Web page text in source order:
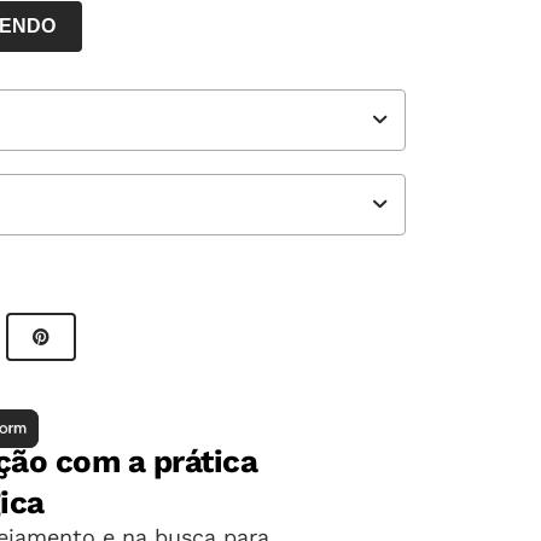
direto e indireto e a coesão referencial,